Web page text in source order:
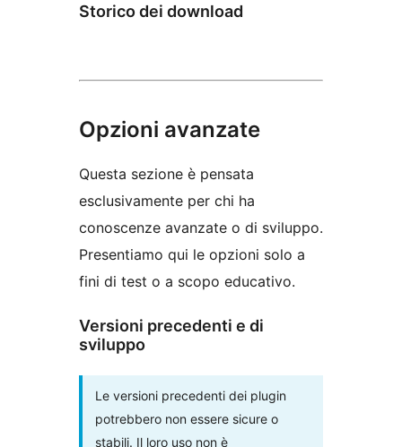
Storico dei download
Opzioni avanzate
Questa sezione è pensata
esclusivamente per chi ha
conoscenze avanzate o di sviluppo.
Presentiamo qui le opzioni solo a
fini di test o a scopo educativo.
Versioni precedenti e di
sviluppo
Le versioni precedenti dei plugin
potrebbero non essere sicure o
stabili. Il loro uso non è